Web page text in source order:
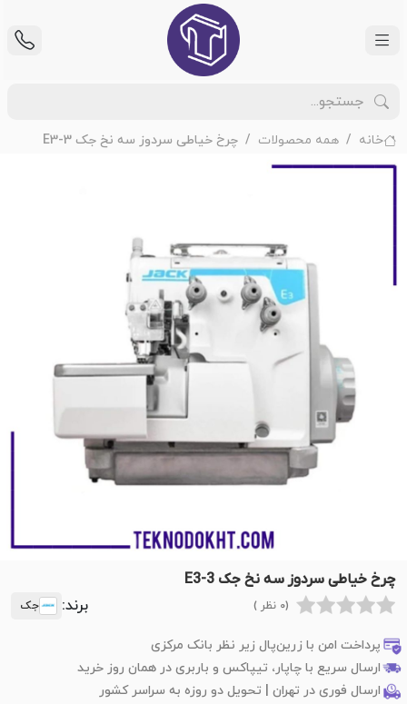
خانه همه محصولات چرخ خیاطی سردوز سه نخ جک E3-3
چرخ خیاطی سردوز سه نخ جک E3-3
(0 نظر ) برند: جک
پرداخت امن با زرین‌پال زیر نظر بانک مرکزی
ارسال سریع با چاپار، تیپاکس و باربری در همان روز خرید
ارسال فوری در تهران | تحویل دو روزه به سراسر کشور